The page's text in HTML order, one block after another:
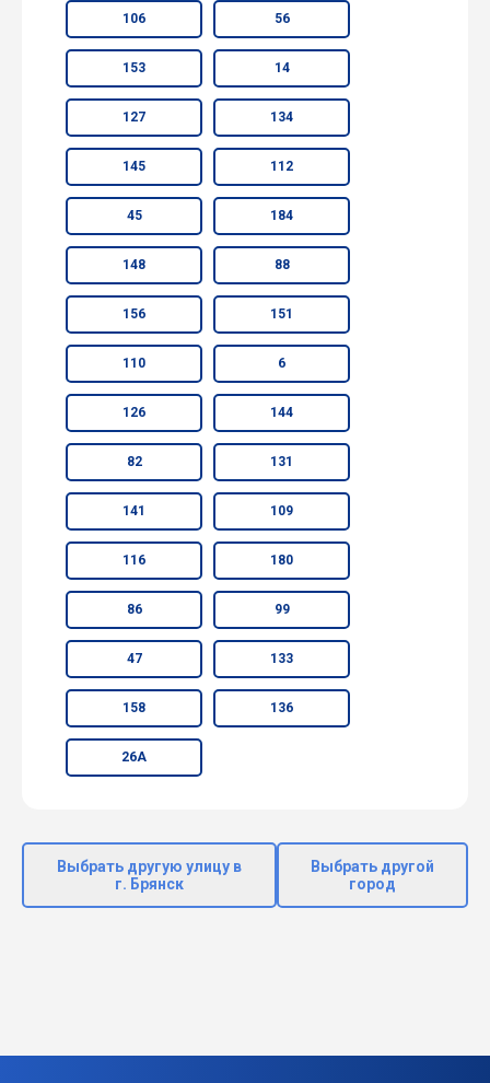
106 56
153 14
127 134
145 112
45 184
148 88
156 151
110 6
126 144
82 131
141 109
116 180
86 99
47 133
158 136
26А
Выбрать другую улицу в
г. Брянск
Выбрать другой
город